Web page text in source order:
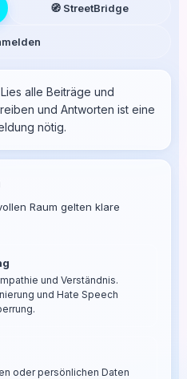
🧭 StreetBridge
alle Beiträge und
und Antworten ist eine
nötig.
Raum gelten klare
und Verständnis.
und Hate Speech
oder persönlichen Daten